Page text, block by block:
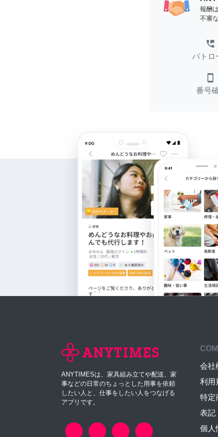
報酬
不審
perm_phone_msg
パトロ
smartphone
番号
ANYTIMESは、家具組み立てや配送、家
事などの日常のちょっとした用事を依頼
したい人と、仕事をしたい人をつなげる
アプリです。
会社
利用
特定
表記
個人